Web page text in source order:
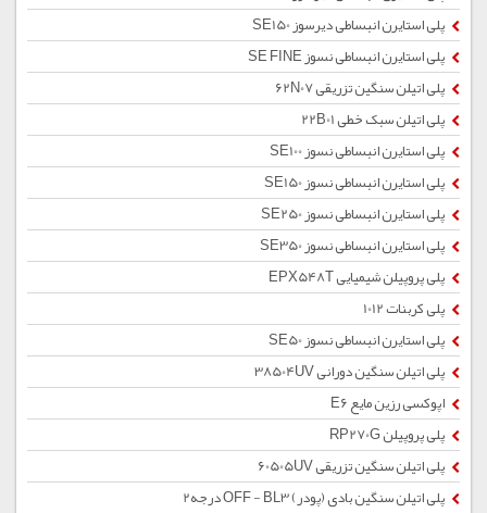
پلی استایرن انبساطی دیرسوز SE150
پلی استایرن انبساطی نسوز SE FINE
پلی اتیلن سنگین تزریقی 62N07
پلی اتیلن سبک خطی 22B01
پلی استایرن انبساطی نسوز SE100
پلی استایرن انبساطی نسوز SE150
پلی استایرن انبساطی نسوز SE250
پلی استایرن انبساطی نسوز SE350
پلی پروپیلن شیمیایی EPX548T
پلی کربنات 1012
پلی استایرن انبساطی نسوز SE50
پلی اتیلن سنگین دورانی 38504UV
اپوکسی رزین مایع E6
پلی پروپیلن RP270G
پلی اتیلن سنگین تزریقی 60505UV
پلی اتیلن سنگین بادی (پودر) OFF - BL3 درجه2